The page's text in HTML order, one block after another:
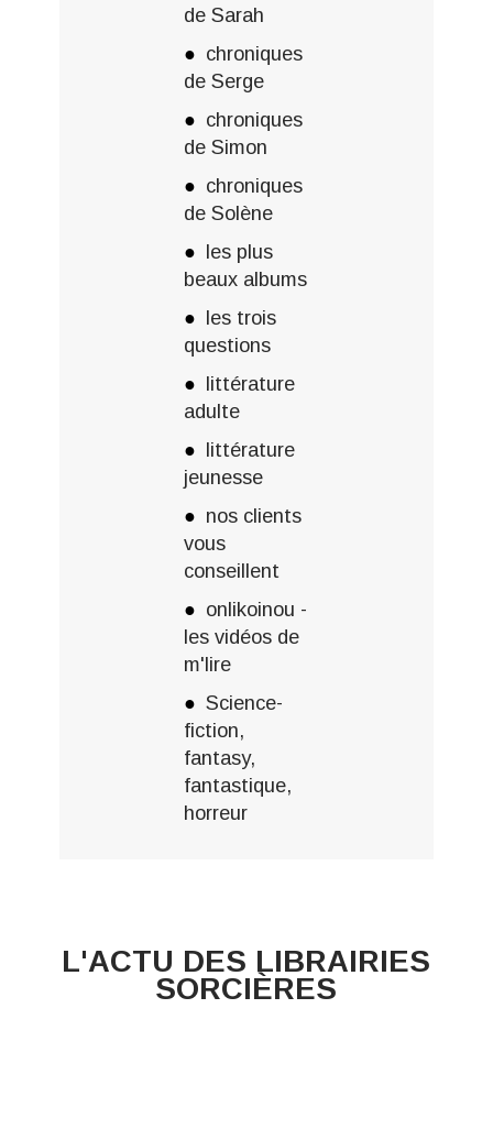
de Sarah
chroniques
de Serge
chroniques
de Simon
chroniques
de Solène
les plus
beaux albums
les trois
questions
littérature
adulte
littérature
jeunesse
nos clients
vous
conseillent
onlikoinou -
les vidéos de
m'lire
Science-
fiction,
fantasy,
fantastique,
horreur
L'ACTU DES LIBRAIRIES
SORCIÈRES